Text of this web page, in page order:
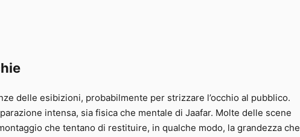
delle esibizioni, probabilmente per strizzare l’occhio al pubblico.
intensa, sia fisica che mentale di Jaafar. Molte delle scene
che tentano di restituire, in qualche modo, la grandezza che